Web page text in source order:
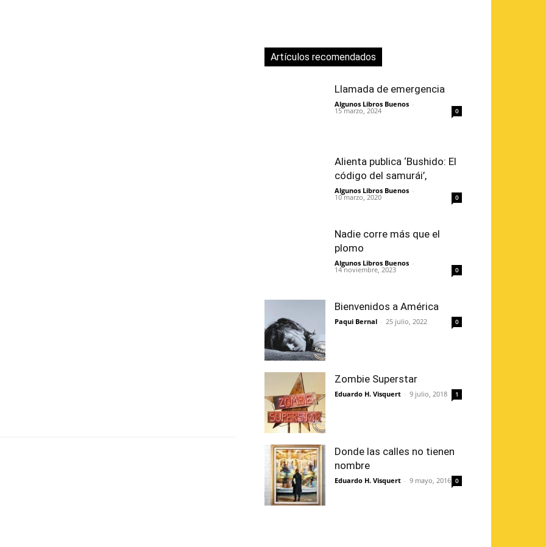
Artículos recomendados
Llamada de emergencia
Algunos Libros Buenos -
15 marzo, 2024 0
Alienta publica ‘Bushido: El
código del samurái’,
Algunos Libros Buenos -
10 marzo, 2020 0
Nadie corre más que el
plomo
Algunos Libros Buenos -
14 noviembre, 2023 0
Bienvenidos a América
Paqui Bernal - 25 julio, 2022 0
Zombie Superstar
Eduardo H. Visquert - 9 julio, 2018 1
Donde las calles no tienen
nombre
Eduardo H. Visquert - 9 mayo, 2016 0